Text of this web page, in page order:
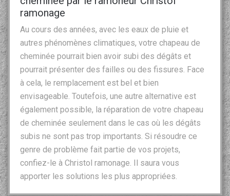
ramonage
Au cours des années, avec les eaux de pluie et
autres phénomènes climatiques, votre chapeau de
cheminée pourrait bien avoir subi des dégâts et
pourrait présenter des failles ou des fissures. Face
à cela, le remplacement est bel et bien
envisageable. Toutefois, une autre alternative est
également possible, la réparation de votre chapeau
de cheminée seulement dans le cas où les dégâts
subis ne sont pas trop importants. Si résoudre ce
genre de problème fait partie de vos projets,
confiez-le à Christol ramonage. Il saura vous
apporter les solutions les plus appropriées.